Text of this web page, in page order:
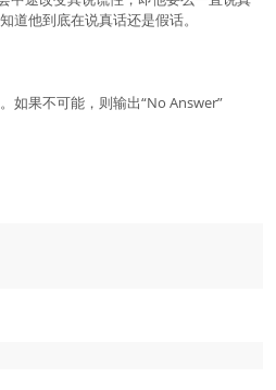
道他到底在说真话还是假话。
如果不可能，则输出“No Answer”